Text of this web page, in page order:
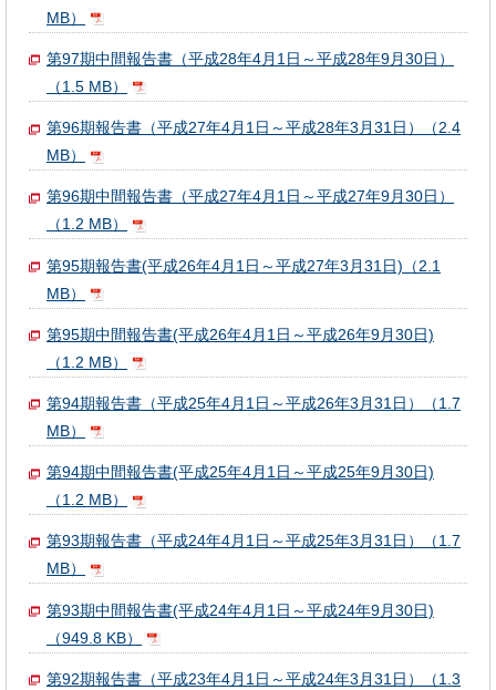
MB）
第97期中間報告書（平成28年4月1日～平成28年9月30日）
（1.5 MB）
第96期報告書（平成27年4月1日～平成28年3月31日）（2.4
MB）
第96期中間報告書（平成27年4月1日～平成27年9月30日）
（1.2 MB）
第95期報告書(平成26年4月1日～平成27年3月31日)（2.1
MB）
第95期中間報告書(平成26年4月1日～平成26年9月30日)
（1.2 MB）
第94期報告書（平成25年4月1日～平成26年3月31日）（1.7
MB）
第94期中間報告書(平成25年4月1日～平成25年9月30日)
（1.2 MB）
第93期報告書（平成24年4月1日～平成25年3月31日）（1.7
MB）
第93期中間報告書(平成24年4月1日～平成24年9月30日)
（949.8 KB）
第92期報告書（平成23年4月1日～平成24年3月31日）（1.3